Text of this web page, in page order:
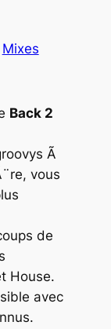
Mixes
Back 2
Ã
vous
de
House.
avec